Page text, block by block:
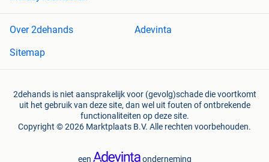
Over 2dehands
Adevinta
Sitemap
2dehands is niet aansprakelijk voor (gevolg)schade die voortkomt
uit het gebruik van deze site, dan wel uit fouten of ontbrekende
functionaliteiten op deze site.
Copyright © 2026 Marktplaats B.V. Alle rechten voorbehouden.
een onderneming